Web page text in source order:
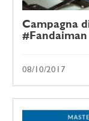
Campagna
#Fandaiman
08/10/2017